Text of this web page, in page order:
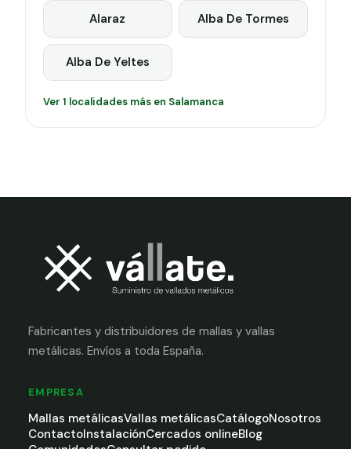
Alaraz Alba De Tormes
Alba De Yeltes
Ver 1 localidades más en Salamanca
Fabricantes y distribuidores de mallas y vallas
metálicas. Envíos a toda España.
EMPRESA
Mallas metálicasVallas metálicasCatálogoNosotros
ContactoInstalaciónCercados onlineBlog